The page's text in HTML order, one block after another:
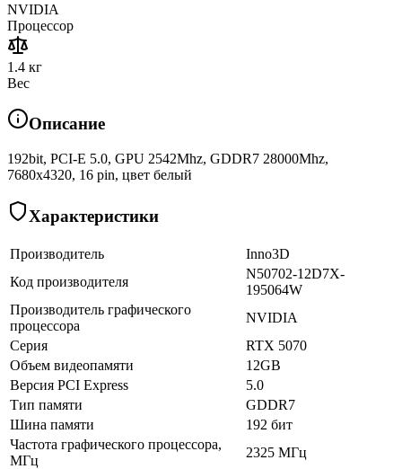
NVIDIA
Процессор
1.4 кг
Вес
Описание
192bit, PCI-E 5.0, GPU 2542Mhz, GDDR7 28000Mhz,
7680x4320, 16 pin, цвет белый
Характеристики
Производитель
Inno3D
Код производителя
N50702-12D7X-
195064W
Производитель графического
процессора
NVIDIA
Серия
RTX 5070
Объем видеопамяти
12GB
Версия PCI Express
5.0
Тип памяти
GDDR7
Шина памяти
192 бит
Частота графического процессора,
МГц
2325 МГц